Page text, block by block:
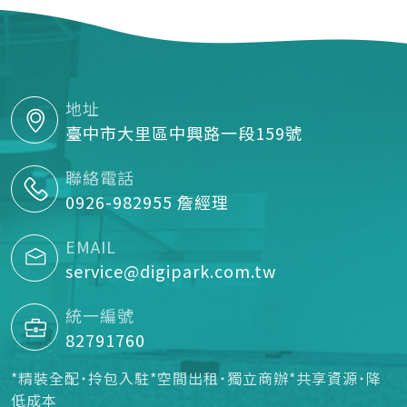
地址
臺中市大里區中興路一段159號
聯絡電話
0926-982955 詹經理
EMAIL
service@digipark.com.tw
統一編號
82791760
*精裝全配˙拎包入駐*空間出租˙獨立商辦*共享資源˙降
低成本